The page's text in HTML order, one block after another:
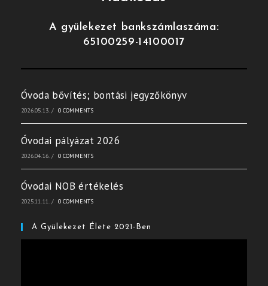
A gyülekezet bankszámlaszáma:
65100259-14100017
Óvoda bővítés; bontási jegyzőkönyv
2026.05.13. / 0 COMMENTS
Óvodai pályázat 2026
2026.04.16. / 0 COMMENTS
Óvodai NOB értékelés
2025.11.11. / 0 COMMENTS
A Gyülekezet Élete 2021-Ben